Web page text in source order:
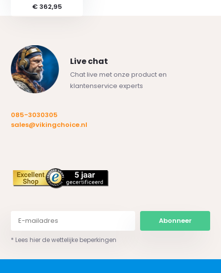
€ 362,95
Live chat
Chat live met onze product en
klantenservice experts
085-3030305
sales@vikingchoice.nl
Abonneer
* Lees hier de wettelijke beperkingen